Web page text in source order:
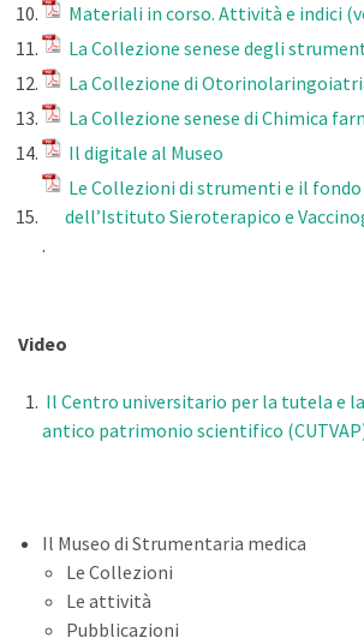
Materiali in corso. Attività e indici
La Collezione senese degli
La Collezione di
La Collezione senese di Chimica
Il digitale al Museo
Le Collezioni di strumenti e il
dell’Istituto Sieroterapico e
.
Video
Il Centro universitario per la tutela e
antico patrimonio scientifico
Il Museo di Strumentaria medica
Le Collezioni
Le attività
Pubblicazioni